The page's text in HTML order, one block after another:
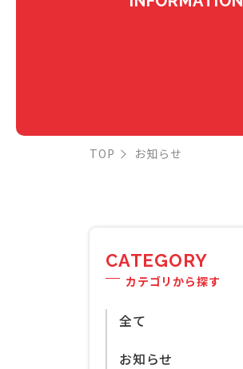
TOP お知らせ
CATEGORY
カテゴリから探す
全て
お知らせ